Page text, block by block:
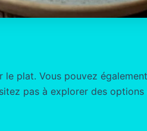
plat. Vous pouvez
pas à explorer des options